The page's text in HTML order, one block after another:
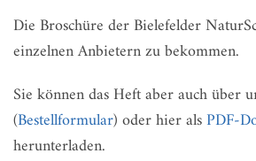
Die Broschüre der Bielefelder
einzelnen Anbietern zu bekommen.
Sie können das Heft aber auch über
(Bestellformular) oder hier alsPDF-
herunterladen.